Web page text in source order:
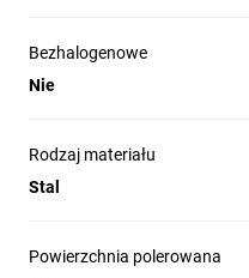
Bezhalogenowe
Nie
Rodzaj materiału
Stal
Powierzchnia polerowana